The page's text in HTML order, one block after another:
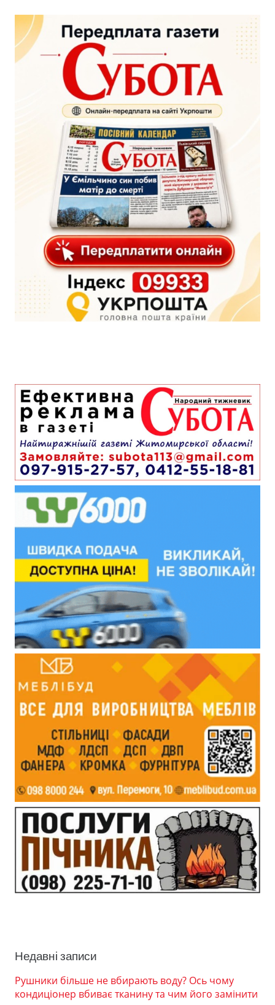
Недавні записи
Рушники більше не вбирають воду? Ось чому
кондиціонер вбиває тканину та чим його замінити